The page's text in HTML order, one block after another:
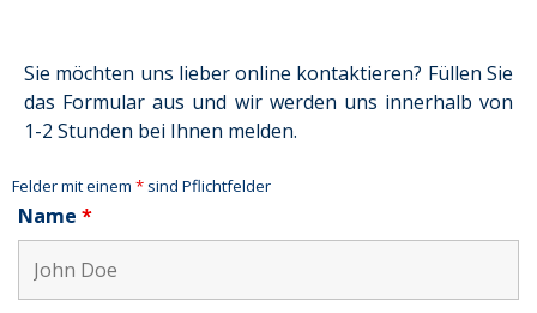
Sie möchten uns lieber online kontaktieren? Füllen Sie
das Formular aus und wir werden uns innerhalb von
1-2 Stunden bei Ihnen melden.
Felder mit einem * sind Pflichtfelder
Name *